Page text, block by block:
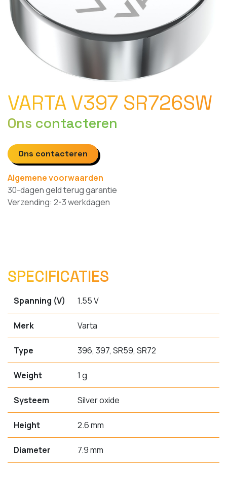
VARTA V397 SR726SW
Ons contacteren
Ons contacteren
Algemene voorwaarden
30-dagen geld terug garantie
Verzending: 2-3 werkdagen
SPECIFICATIES
Spanning (V) 1.55 V
Merk Varta
Type 396, 397, SR59, SR72
Weight 1 g
Systeem Silver oxide
Height 2.6 mm
Diameter 7.9 mm